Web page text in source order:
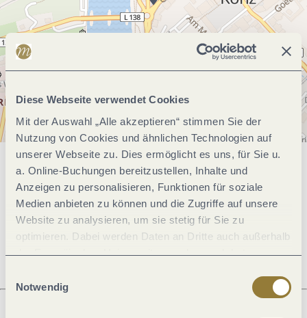
Diese Webseite verwendet Cookies
Mit der Auswahl „Alle akzeptieren“ stimmen Sie der
Nutzung von Cookies und ähnlichen Technologien auf
unserer Webseite zu. Dies ermöglicht es uns, für Sie u.
a. Online-Buchungen bereitzustellen, Inhalte und
Anzeigen zu personalisieren, Funktionen für soziale
Medien anbieten zu können und die Zugriffe auf unsere
Website zu analysieren, um sie stetig für Sie zu
optimieren. Dabei werden Daten an Dritte auch außerhalb
der Europäischen Union weitergegeben und dort
jederzeit widerrufen werden. Mit der Auswahl "Alle
ablehnen" kann es zu Beeinträchtigungen in der Nutzung
Notwendig
Allgemeine Informationen
Öffnungszeiten